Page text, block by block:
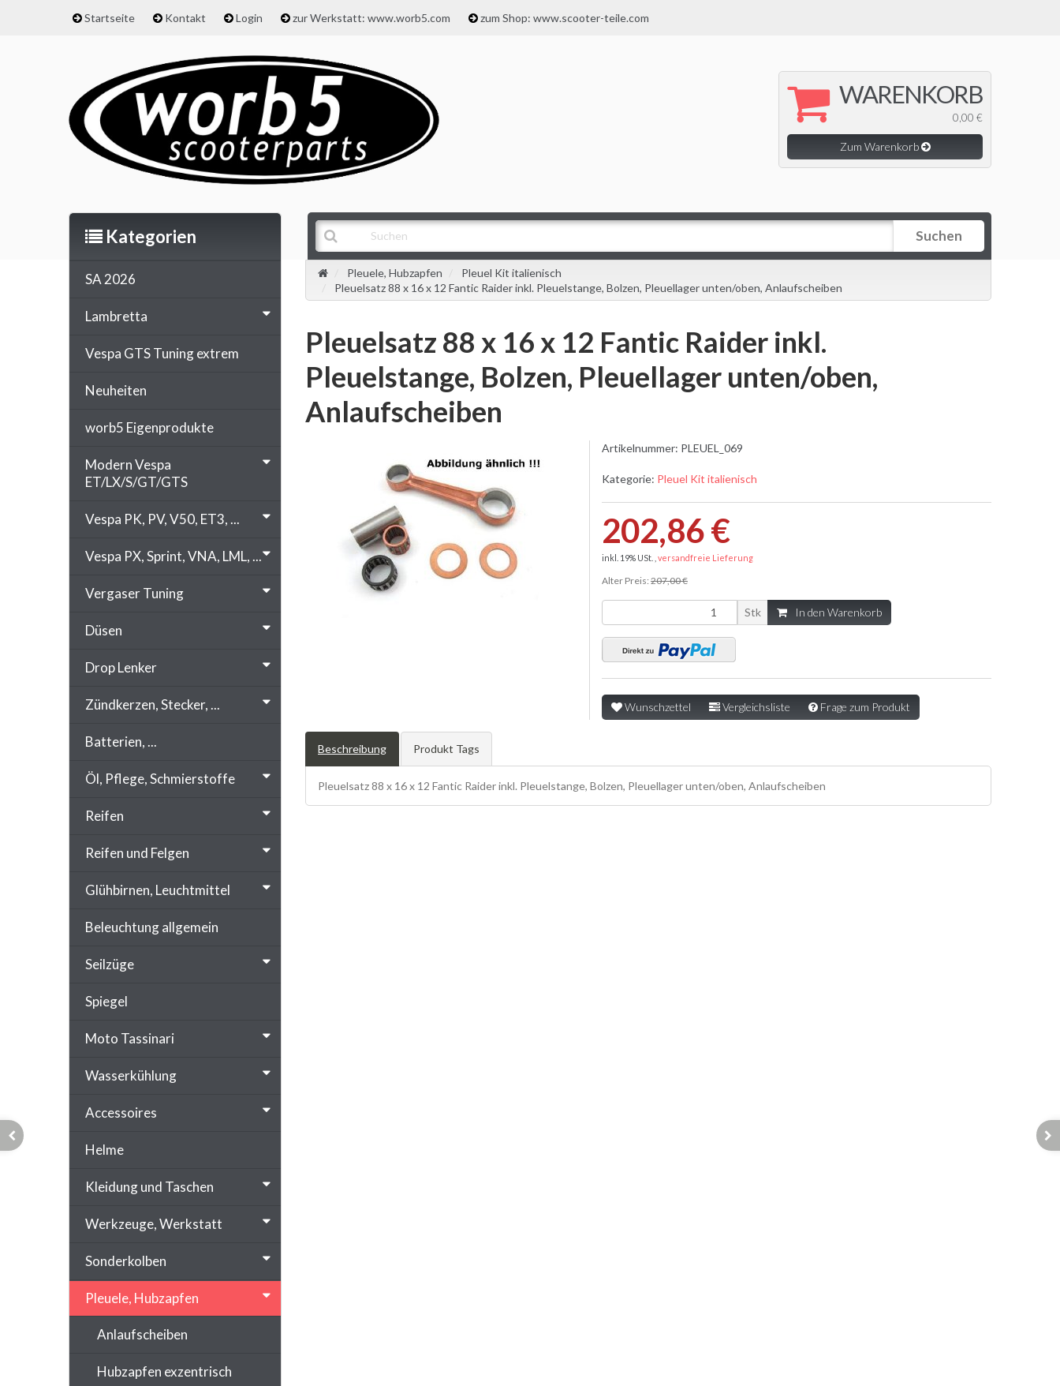
Startseite Kontakt Login zur Werkstatt: www.worb5.com zum Shop: www.scooter-teile.com
WARENKORB
0,00 €
Zum Warenkorb
Suchen
Pleuele, Hubzapfen
Pleuel Kit italienisch
Pleuelsatz 88 x 16 x 12 Fantic Raider inkl. Pleuelstange, Bolzen, Pleuellager unten/oben, Anlaufscheiben
Pleuelsatz 88 x 16 x 12 Fantic Raider inkl.
Pleuelstange, Bolzen, Pleuellager unten/oben,
Anlaufscheiben
Artikelnummer: PLEUEL_069
Kategorie: Pleuel Kit italienisch
202,86 €
inkl. 19% USt. , versandfreie Lieferung
Alter Preis: 207,00 €
Stk In den Warenkorb
Wunschzettel Vergleichsliste Frage zum Produkt
Beschreibung Produkt Tags
Pleuelsatz 88 x 16 x 12 Fantic Raider inkl. Pleuelstange, Bolzen, Pleuellager unten/oben, Anlaufscheiben
Kategorien
SA 2026
Lambretta
Vespa GTS Tuning extrem
Neuheiten
worb5 Eigenprodukte
Modern Vespa
ET/LX/S/GT/GTS
Vespa PK, PV, V50, ET3, ...
Vespa PX, Sprint, VNA, LML, ...
Vergaser Tuning
Düsen
Drop Lenker
Zündkerzen, Stecker, ...
Batterien, ...
Öl, Pflege, Schmierstoffe
Reifen
Reifen und Felgen
Glühbirnen, Leuchtmittel
Beleuchtung allgemein
Seilzüge
Spiegel
Moto Tassinari
Wasserkühlung
Accessoires
Helme
Kleidung und Taschen
Werkzeuge, Werkstatt
Sonderkolben
Pleuele, Hubzapfen
Anlaufscheiben
Hubzapfen exzentrisch